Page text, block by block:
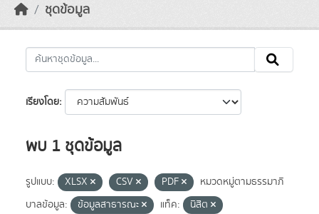
ชุดข้อมูล
เรียงโดย
พบ 1 ชุดข้อมูล
รูปแบบ: XLSX CSV PDF
หมวดหมู่ตามธรรมาภิ
บาลข้อมูล:
ข้อมูลสาธารณะ แท็ค:
นิสิต